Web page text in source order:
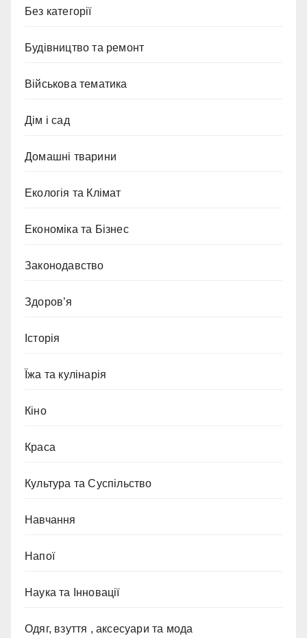
Без категорії
Будівництво та ремонт
Військова тематика
Дім і сад
Домашні тварини
Екологія та Клімат
Економіка та Бізнес
Законодавство
Здоров’я
Історія
Їжа та кулінарія
Кіно
Краса
Культура та Суспільство
Навчання
Напої
Наука та Інновації
Одяг, взуття , аксесуари та мода